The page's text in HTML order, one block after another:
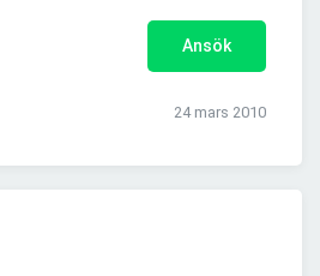
Ansök
24 mars 2010